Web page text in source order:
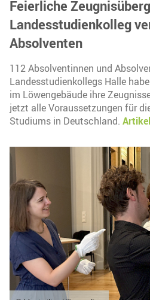
Feierliche
Landesstudienkolleg
Absolventen
112 Absolventinnen und
Landesstudienkollegs Halle
im Löwengebäude ihre
jetzt alle Voraussetzungen für
Studiums in Deutschland.